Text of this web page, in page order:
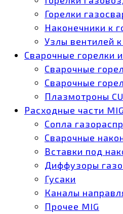
Горелки
Наконечники к
Узлы вентилей
Сварочные горелки
Сварочные
Сварочные
Плазмотроны
Расходные части MIG
Сопла
Сварочные
Вставки под
Диффузоры
Гусаки
Каналы
Прочее MIG